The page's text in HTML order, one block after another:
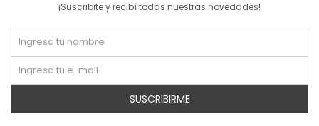
¡Suscribite y recibí todas nuestras novedades!
SUSCRIBIRME